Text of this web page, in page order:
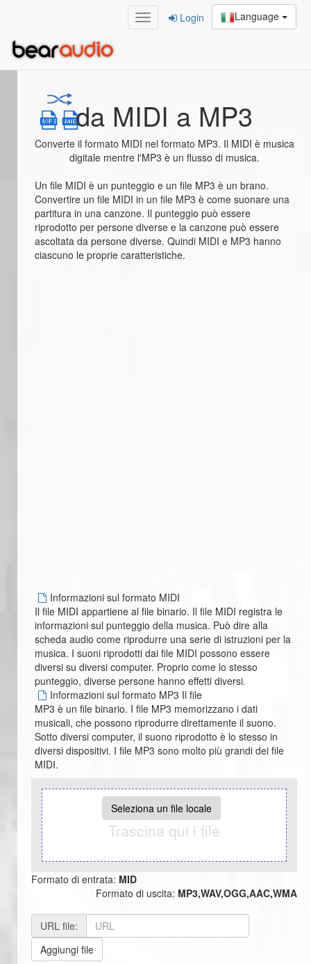
Language
Login
da MIDI a MP3
Converte il formato MIDI nel formato MP3. Il MIDI è musica
digitale mentre l'MP3 è un flusso di musica.
Un file MIDI è un punteggio e un file MP3 è un brano.
Convertire un file MIDI in un file MP3 è come suonare una
partitura in una canzone. Il punteggio può essere
riprodotto per persone diverse e la canzone può essere
ascoltata da persone diverse. Quindi MIDI e MP3 hanno
ciascuno le proprie caratteristiche.
Informazioni sul formato MIDI
Il file MIDI appartiene al file binario. Il file MIDI registra le
informazioni sul punteggio della musica. Può dire alla
scheda audio come riprodurre una serie di istruzioni per la
musica. I suoni riprodotti dai file MIDI possono essere
diversi su diversi computer. Proprio come lo stesso
punteggio, diverse persone hanno effetti diversi.
Informazioni sul formato MP3 Il file
MP3 è un file binario. I file MP3 memorizzano i dati
musicali, che possono riprodurre direttamente il suono.
Sotto diversi computer, il suono riprodotto è lo stesso in
diversi dispositivi. I file MP3 sono molto più grandi dei file
MIDI.
Seleziona un file locale
Trascina qui i file
Formato di entrata: MID
Formato di uscita: MP3,WAV,OGG,AAC,WMA
URL file:
Aggiungi file